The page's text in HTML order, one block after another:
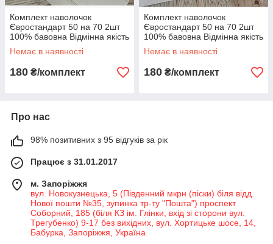
Комплект наволочок
Євростандарт 50 на 70 2шт
100% бавовна Відмінна якість
Немає в наявності
180 ₴/комплект
Комплект наволочок
Євростандарт 50 на 70 2шт
100% бавовна Відмінна якість
Немає в наявності
180 ₴/комплект
Про нас
98% позитивних з 95 відгуків за рік
Працює з 31.01.2017
м. Запоріжжя
вул. Новокузнецька, 5 (Південний мкрн (піски) біля відд.
Нової пошти №35, зупинка тр-ту "Пошта") проспект
Соборний, 185 (біля КЗ ім. Глінки, вхід зі сторони вул.
Трегубенко) 9-17 без вихідних, вул. Хортицьке шосе, 14,
Бабурка, Запоріжжя, Україна